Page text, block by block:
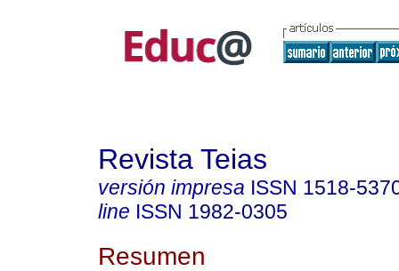
Revista Teias
versión impresa ISSN 1518-
line ISSN 1982-0305
Resumen